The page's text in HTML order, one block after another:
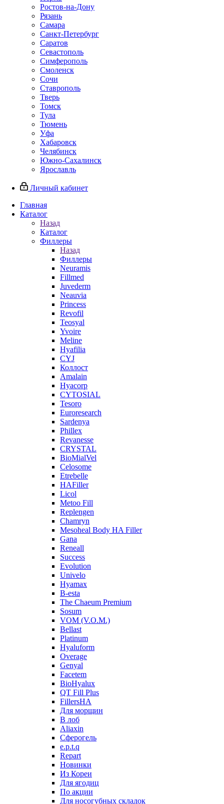
Ростов-на-Дону
Рязань
Самара
Санкт-Петербург
Саратов
Севастополь
Симферополь
Смоленск
Сочи
Ставрополь
Тверь
Томск
Тула
Тюмень
Уфа
Хабаровск
Челябинск
Южно-Сахалинск
Ярославль
Личный кабинет
Главная
Каталог
Назад
Каталог
Филлеры
Назад
Филлеры
Neuramis
Fillmed
Juvederm
Neauvia
Princess
Revofil
Teosyal
Yvoire
Meline
Hyafilia
CYJ
Коллост
Amalain
Hyacorp
CYTOSIAL
Tesoro
Euroresearch
Sardenya
Phillex
Revanesse
CRYSTAL
BioMialVel
Celosome
Etrebelle
HAFiller
Licol
Metoo Fill
Replengen
Chamryn
Mesoheal Body HA Filler
Gana
Reneall
Success
Evolution
Univelo
Hyamax
B-esta
The Chaeum Premium
Sosum
VOM (V.O.M.)
Bellast
Platinum
Hyaluform
Overage
Genyal
Facetem
BioHyalux
QT Fill Plus
FillersHA
Для морщин
В лоб
Aliaxin
Сферогель
e.p.t.q
Repart
Новинки
Из Кореи
Для ягодиц
По акции
Для носогубных складок